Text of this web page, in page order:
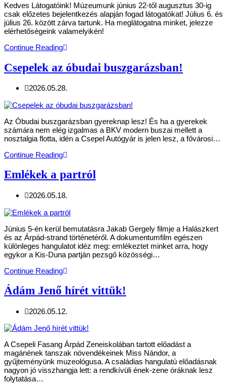
Kedves Látogatóink! Múzeumunk június 22-től augusztus 30-ig
csak előzetes bejelentkezés alapján fogad látogatókat! Július 6. és
július 26. között zárva tartunk. Ha meglátogatna minket, jelezze
elérhetőségeink valamelyikén!
Continue Reading
Csepelek az óbudai buszgarázsban!
2026.05.28.
Az Óbudai buszgarázsban gyereknap lesz! És ha a gyerekek
számára nem elég izgalmas a BKV modern buszai mellett a
nosztalgia flotta, idén a Csepel Autógyár is jelen lesz, a fővárosi…
Continue Reading
Emlékek a partról
2026.05.18.
Június 5-én kerül bemutatásra Jakab Gergely filmje a Halászkert
és az Árpád-strand történetéről. A dokumentumfilm egészen
különleges hangulatot idéz meg: emlékeztet minket arra, hogy
egykor a Kis-Duna partján pezsgő közösségi…
Continue Reading
Ádám Jenő hírét vittük!
2026.05.12.
A Csepeli Fasang Árpád Zeneiskolában tartott előadást a
magánének tanszak növendékeinek Miss Nándor, a
gyűjteményünk muzeológusa. A családias hangulatú előadásnak
nagyon jó visszhangja lett: a rendkívüli ének-zene óráknak lesz
folytatása…